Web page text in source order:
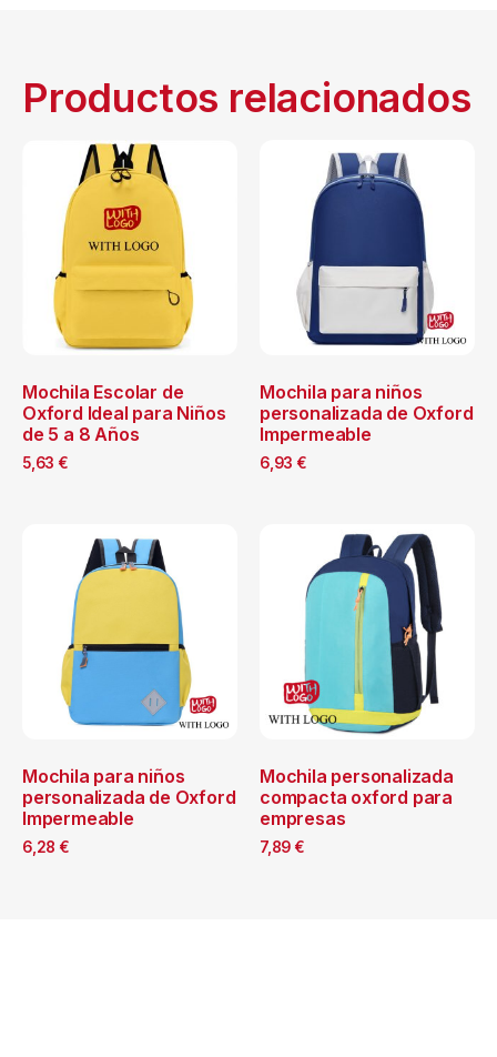
Productos relacionados
Mochila Escolar de
Oxford Ideal para Niños
de 5 a 8 Años
5,63 €
Mochila para niños
personalizada de Oxford
Impermeable
6,93 €
Mochila para niños
personalizada de Oxford
Impermeable
6,28 €
Mochila personalizada
compacta oxford para
empresas
7,89 €